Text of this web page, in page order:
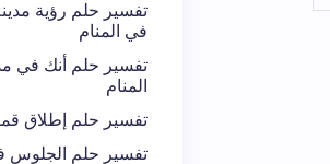
تفسير حلم رؤية
في المنام
تفسير حلم أنك في
المنام
تفسير حلم إطلاق
تفسير حلم